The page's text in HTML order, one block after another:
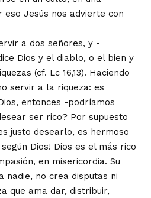
Jesús nos advierte con
a dos señores, y -
Dios y el diablo, o el bien y
(cf. Lc 16,13). Haciendo
servir a la riqueza: es
entonces -podríamos
ser rico? Por supuesto
justo desearlo, es hermoso
Dios! Dios es el más rico
en misericordia. Su
nadie, no crea disputas ni
que ama dar, distribuir,